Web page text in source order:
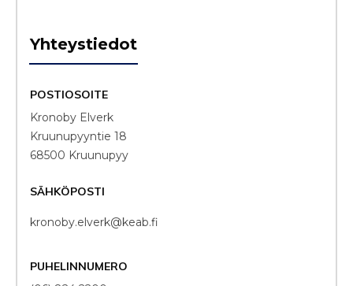
Yhteystiedot
POSTIOSOITE
Kronoby Elverk
Kruunupyyntie 18
68500 Kruunupyy
SÄHKÖPOSTI
kronoby.elverk@keab.fi
PUHELINNUMERO